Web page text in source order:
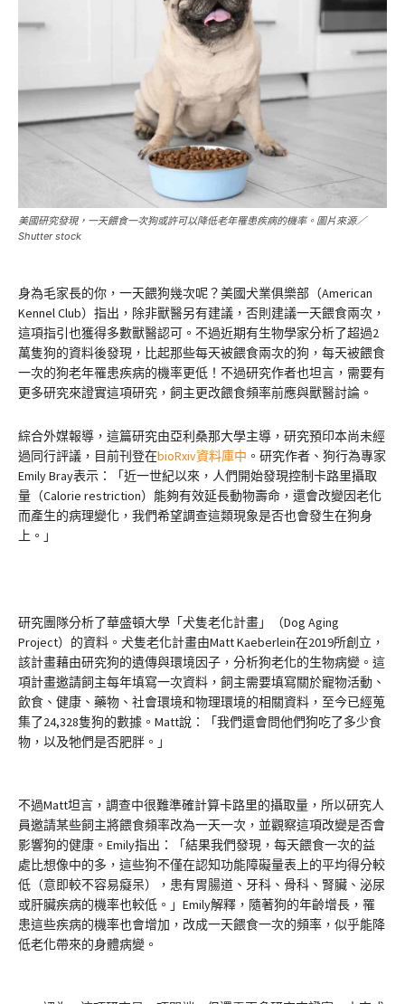
美國研究發現，一天餵食一次狗或許可以降低老年罹患疾病的機率。圖片來源／
Shutter stock
身為毛家長的你，一天餵狗幾次呢？美國犬業俱樂部（American
Kennel Club）指出，除非獸醫另有建議，否則建議一天餵食兩次，
這項指引也獲得多數獸醫認可。不過近期有生物學家分析了超過2
萬隻狗的資料後發現，比起那些每天被餵食兩次的狗，每天被餵食
一次的狗老年罹患疾病的機率更低！不過研究作者也坦言，需要有
更多研究來證實這項研究，飼主更改餵食頻率前應與獸醫討論。
綜合外媒報導，這篇研究由亞利桑那大學主導，研究預印本尚未經
過同行評議，目前刊登在bioRxiv資料庫中 。研究作者、狗行為專家
Emily Bray表示：「近一世紀以來，人們開始發現控制卡路里攝取
量（Calorie restriction）能夠有效延長動物壽命，還會改變因老化
而產生的病理變化，我們希望調查這類現象是否也會發生在狗身
上。」
研究團隊分析了華盛頓大學「犬隻老化計畫」（Dog Aging
Project）的資料。犬隻老化計畫由Matt Kaeberlein在2019所創立，
該計畫藉由研究狗的遺傳與環境因子，分析狗老化的生物病變。這
項計畫邀請飼主每年填寫一次資料，飼主需要填寫關於寵物活動、
飲食、健康、藥物、社會環境和物理環境的相關資料，至今已經蒐
集了24,328隻狗的數據。Matt說：「我們還會問他們狗吃了多少食
物，以及牠們是否肥胖。」
不過Matt坦言，調查中很難準確計算卡路里的攝取量，所以研究人
員邀請某些飼主將餵食頻率改為一天一次，並觀察這項改變是否會
影響狗的健康。Emily指出：「結果我們發現，每天餵食一次的益
處比想像中的多，這些狗不僅在認知功能障礙量表上的平均得分較
低（意即較不容易癡呆），患有胃腸道、牙科、骨科、腎臟、泌尿
或肝臟疾病的機率也較低。」Emily解釋，隨著狗的年齡增長，罹
患這些疾病的機率也會增加，改成一天餵食一次的頻率，似乎能降
低老化帶來的身體病變。